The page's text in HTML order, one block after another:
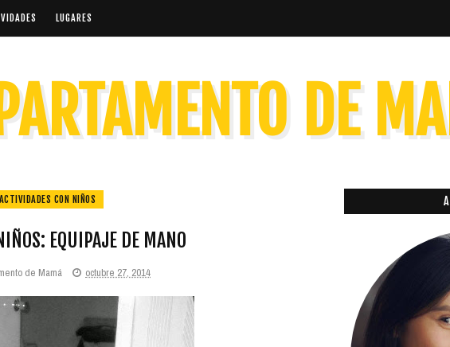
LUGARES
DE
ACTIVIDADES CON NIÑOS
EQUIPAJE DE MANO
de Mamá octubre 27, 2014